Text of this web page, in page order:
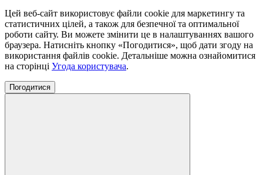
Цей веб-сайт використовує файли cookie для маркетингу та
статистичних цілей, а також для безпечної та оптимальної
роботи сайту. Ви можете змінити це в налаштуваннях вашого
браузера. Натисніть кнопку «Погодитися», щоб дати згоду на
використання файлів cookie. Детальніше можна ознайомитися
на сторінці Угода користувача.
Погодитися